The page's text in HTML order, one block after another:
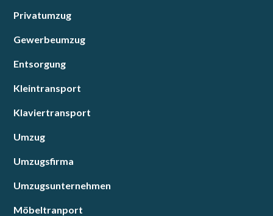
Privatumzug
Gewerbeumzug
Entsorgung
Kleintransport
Klaviertransport
Umzug
Umzugsfirma
Umzugsunternehmen
Möbeltranport